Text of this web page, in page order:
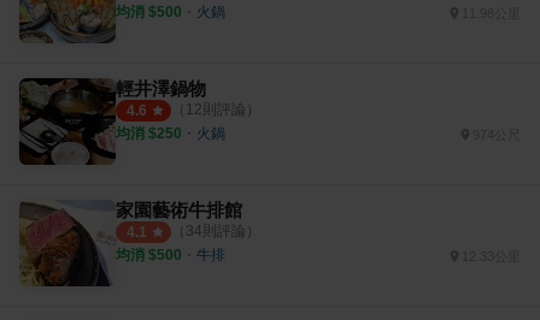
均消 $500 ・ 火鍋
輕井澤鍋物
4.6 （ 12則評論）
均消 $250 ・ 火鍋 974公尺
家園藝術牛排館
4.1 （ 34則評論）
均消 $500 ・ 牛排